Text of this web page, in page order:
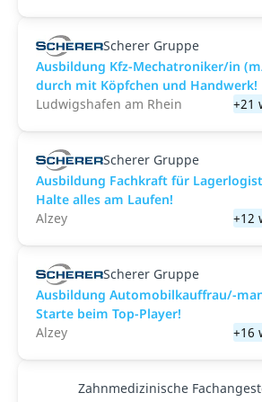
Scherer Gruppe
Ausbildung Kfz-Mechatroniker/in
durch mit Köpfchen und Handwerk!
Ludwigshafen am Rhein
+21
Scherer Gruppe
Ausbildung Fachkraft für
Halte alles am Laufen!
Alzey
+12
Scherer Gruppe
Ausbildung Automobilkauffrau/-
Starte beim Top-Player!
Alzey
+16
Zahnmedizinische